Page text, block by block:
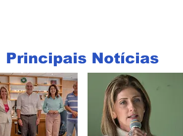
Principais Notícias